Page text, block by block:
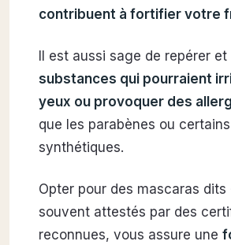
contribuent à fortifier votre
Il est aussi sage de repérer et
substances qui pourraient
yeux ou provoquer des
que les parabènes ou
synthétiques.
Opter pour des mascaras dits
souvent attestés par des
reconnues, vous assure une